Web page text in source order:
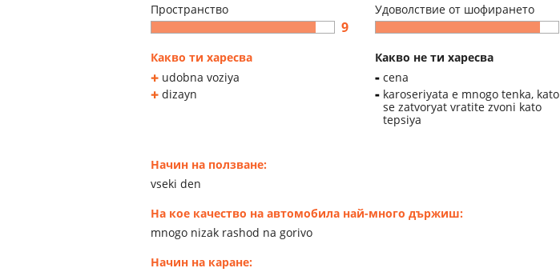
Пространство
9
Какво ти харесва
udobna voziya
dizayn
Удоволствие от шофирането
Какво не ти харесва
cena
karoseriyata e mnogo tenka, kato
se zatvoryat vratite zvoni kato
tepsiya
Начин на ползване:
vseki den
На кое качество на автомобила най-много държиш:
mnogo nizak rashod na gorivo
Начин на каране: